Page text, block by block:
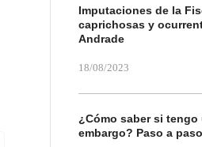
Imputaciones de la
caprichosas y
Andrade
18/08/2023
¿Cómo saber si
embargo? Paso a